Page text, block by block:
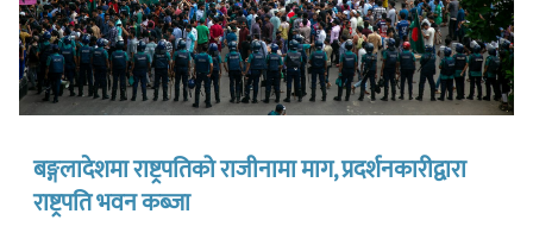
बङ्गलादेशमा राष्ट्रपतिको राजीनामा माग, प्रदर्शनकारीद्वारा
राष्ट्रपति भवन कब्जा